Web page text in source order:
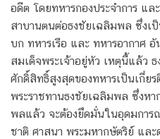
อดีต โดยทหารกองประจำการ แ
สาบานตนต่อธงชัยเฉลิมพล ซึ่งเ
บก ทหารเรือ และ ทหารอากาศ
สมเด็จพระเจ้าอยู่หัว เหตุนี้แล้ว
ศักดิ์สิทธิ์สูงสุดของทหารเป็นเกี่ย
พระราชทานธงชัยเฉลิมพล ซึ่งห
พลแล้ว จะต้องยึดมั่นในอุดมกา
ชาติ ศาสนา พระมหากษัตริย์ และ